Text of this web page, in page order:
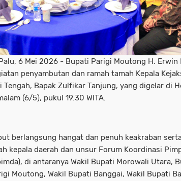
6 Mei 2026 - Bupati Parigi Moutong H. Erwin
penyambutan dan ramah tamah Kepala
Tengah, Bapak Zulfikar Tanjung, yang digelar di
(6/5), pukul 19.30 WITA.
berlangsung hangat dan penuh keakraban
kepala daerah dan unsur Forum Koordinasi
di antaranya Wakil Bupati Morowali Utara,
Moutong, Wakil Bupati Banggai, Wakil Bupati